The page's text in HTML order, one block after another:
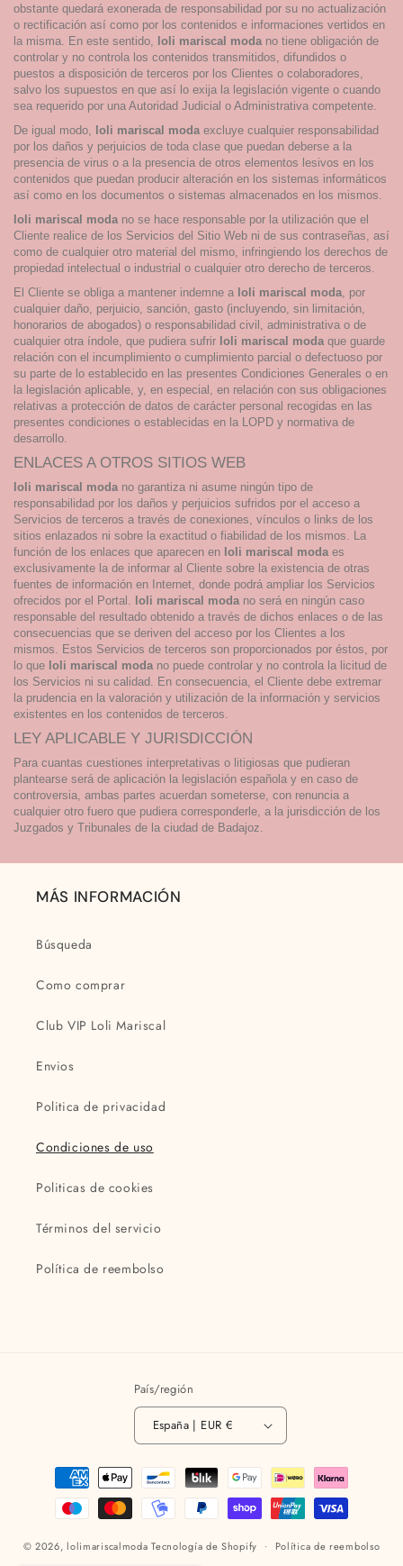
obstante quedará exonerada de responsabilidad por su no actualización
o rectificación así como por los contenidos e informaciones vertidos en
la misma. En este sentido, loli mariscal moda no tiene obligación de
controlar y no controla los contenidos transmitidos, difundidos o
puestos a disposición de terceros por los Clientes o colaboradores,
salvo los supuestos en que así lo exija la legislación vigente o cuando
sea requerido por una Autoridad Judicial o Administrativa competente.
De igual modo, loli mariscal moda excluye cualquier responsabilidad
por los daños y perjuicios de toda clase que puedan deberse a la
presencia de virus o a la presencia de otros elementos lesivos en los
contenidos que puedan producir alteración en los sistemas informáticos
así como en los documentos o sistemas almacenados en los mismos.
loli mariscal moda no se hace responsable por la utilización que el
Cliente realice de los Servicios del Sitio Web ni de sus contraseñas, así
como de cualquier otro material del mismo, infringiendo los derechos de
propiedad intelectual o industrial o cualquier otro derecho de terceros.
El Cliente se obliga a mantener indemne a loli mariscal moda , por
cualquier daño, perjuicio, sanción, gasto (incluyendo, sin limitación,
honorarios de abogados) o responsabilidad civil, administrativa o de
cualquier otra índole, que pudiera sufrir loli mariscal moda que guarde
relación con el incumplimiento o cumplimiento parcial o defectuoso por
su parte de lo establecido en las presentes Condiciones Generales o en
la legislación aplicable, y, en especial, en relación con sus obligaciones
relativas a protección de datos de carácter personal recogidas en las
presentes condiciones o establecidas en la LOPD y normativa de
desarrollo.
ENLACES A OTROS SITIOS WEB
loli mariscal moda no garantiza ni asume ningún tipo de
responsabilidad por los daños y perjuicios sufridos por el acceso a
Servicios de terceros a través de conexiones, vínculos o links de los
sitios enlazados ni sobre la exactitud o fiabilidad de los mismos. La
función de los enlaces que aparecen en loli mariscal moda es
exclusivamente la de informar al Cliente sobre la existencia de otras
fuentes de información en Internet, donde podrá ampliar los Servicios
ofrecidos por el Portal. loli mariscal moda no será en ningún caso
responsable del resultado obtenido a través de dichos enlaces o de las
consecuencias que se deriven del acceso por los Clientes a los
mismos. Estos Servicios de terceros son proporcionados por éstos, por
lo que loli mariscal moda no puede controlar y no controla la licitud de
los Servicios ni su calidad. En consecuencia, el Cliente debe extremar
la prudencia en la valoración y utilización de la información y servicios
existentes en los contenidos de terceros.
LEY APLICABLE Y JURISDICCIÓN
Para cuantas cuestiones interpretativas o litigiosas que pudieran
plantearse será de aplicación la legislación española y en caso de
controversia, ambas partes acuerdan someterse, con renuncia a
cualquier otro fuero que pudiera corresponderle, a la jurisdicción de los
Juzgados y Tribunales de la ciudad de Badajoz.
MÁS INFORMACIÓN
Búsqueda
Como comprar
Club VIP Loli Mariscal
Envios
Politica de privacidad
Condiciones de uso
Politicas de cookies
Términos del servicio
Política de reembolso
País/región
España | EUR €
Formas
pago
© 2026,lolimariscalmoda Tecnología de Shopify
Política de reembolso